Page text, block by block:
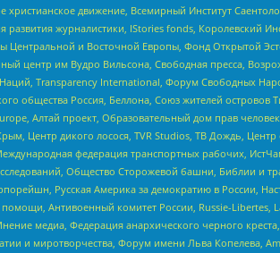
движение, Всемирный Институт
журналистики, IStories fonds,
и Восточной Европы, Фонд Открытой
центр им Вудро Вильсона, Свободная пресса,
Transparеncy International, Форум Свободных
общества Россия, Беллона, Союз жителей
Алтай проект, Образовательный дом прав
Центр дикого лосося, TVR Studios, ТВ Дождь,
федерация транспортных рабочих,
Общество Сторожевой башни, Библии и
Русская Америка за демократию в России,
Антивоенный комитет России, Russie-Libertes,
медиа, Федерация анархического черного
и миротворчества, Форум имени Льва Копелева,